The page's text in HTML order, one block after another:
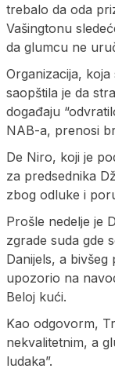
trebalo da oda
Vašingtonu
da glumcu ne
Organizacija, koja
saopštila je da
događaju
NAB-a, prenosi
De Niro, koji je
za predsednika
zbog odluke i
Prošle nedelje je
zgrade suda gde
Danijels, a bivšeg
upozorio na
Beloj kući.
Kao odgovorm,
nekvalitetnim, a
ludaka”.